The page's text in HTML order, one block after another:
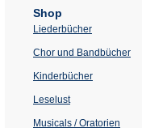
Shop
Liederbücher
Chor und Bandbücher
Kinderbücher
Leselust
Musicals / Oratorien